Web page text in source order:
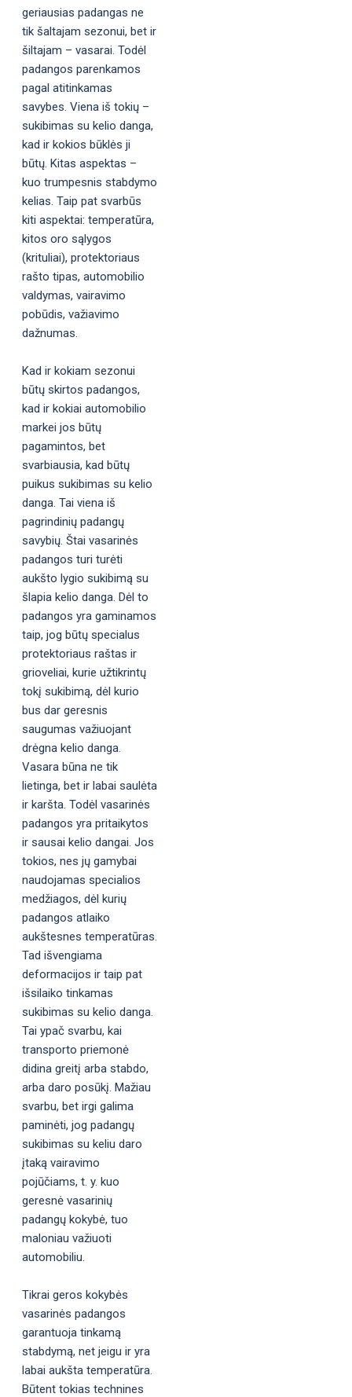
geriausias padangas ne
tik šaltajam sezonui, bet ir
šiltajam – vasarai. Todėl
padangos parenkamos
pagal atitinkamas
savybes. Viena iš tokių –
sukibimas su kelio danga,
kad ir kokios būklės ji
būtų. Kitas aspektas –
kuo trumpesnis stabdymo
kelias. Taip pat svarbūs
kiti aspektai: temperatūra,
kitos oro sąlygos
(krituliai), protektoriaus
rašto tipas, automobilio
valdymas, vairavimo
pobūdis, važiavimo
dažnumas.
Kad ir kokiam sezonui
būtų skirtos padangos,
kad ir kokiai automobilio
markei jos būtų
pagamintos, bet
svarbiausia, kad būtų
puikus sukibimas su kelio
danga. Tai viena iš
pagrindinių padangų
savybių. Štai vasarinės
padangos turi turėti
aukšto lygio sukibimą su
šlapia kelio danga. Dėl to
padangos yra gaminamos
taip, jog būtų specialus
protektoriaus raštas ir
grioveliai, kurie užtikrintų
tokį sukibimą, dėl kurio
bus dar geresnis
saugumas važiuojant
drėgna kelio danga.
Vasara būna ne tik
lietinga, bet ir labai saulėta
ir karšta. Todėl vasarinės
padangos yra pritaikytos
ir sausai kelio dangai. Jos
tokios, nes jų gamybai
naudojamas specialios
medžiagos, dėl kurių
padangos atlaiko
aukštesnes temperatūras.
Tad išvengiama
deformacijos ir taip pat
išsilaiko tinkamas
sukibimas su kelio danga.
Tai ypač svarbu, kai
transporto priemonė
didina greitį arba stabdo,
arba daro posūkį. Mažiau
svarbu, bet irgi galima
paminėti, jog padangų
sukibimas su keliu daro
įtaką vairavimo
pojūčiams, t. y. kuo
geresnė vasarinių
padangų kokybė, tuo
maloniau važiuoti
automobiliu.
Tikrai geros kokybės
vasarinės padangos
garantuoja tinkamą
stabdymą, net jeigu ir yra
labai aukšta temperatūra.
Būtent tokias technines